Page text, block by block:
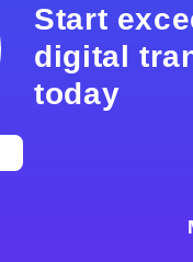
Start
digital
today